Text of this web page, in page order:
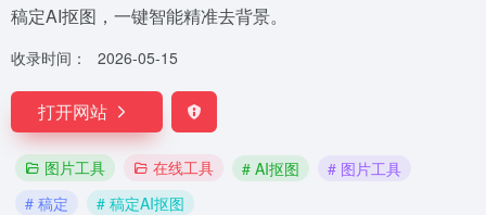
稿定AI抠图，一键智能精准去背景。
收录时间： 2026-05-15
打开网站
图片工具 在线工具 # AI抠图
# 图片工具
# 稿定
# 稿定AI抠图